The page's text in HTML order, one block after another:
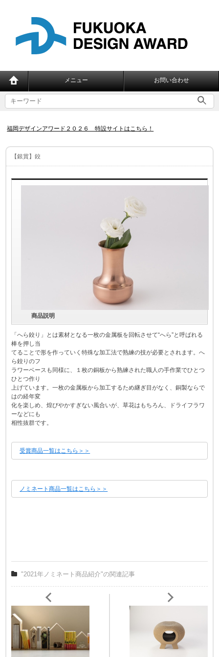
メニュー お問い合わせ
福岡デザインアワード２０２６ 特設サイトはこちら！
【銀賞】鉸
商品説明
「へら鉸り」とは素材となる一枚の金属板を回転させて“へら”と呼ばれる
棒を押し当
てることで形を作っていく特殊な加工法で熟練の技が必要とされます。へ
ら鉸りのフ
ラワーベースも同様に、１枚の銅板から熟練された職人の手作業でひとつ
ひとつ作り
上げています。一枚の金属板から加工するため継ぎ目がなく、銅製ならで
はの経年変
化を楽しめ、煌びやかすぎない風合いが、草花はもちろん、ドライフラワ
ーなどにも
相性抜群です。
受賞商品一覧はこちら＞＞
ノミネート商品一覧はこちら＞＞
"2021年ノミネート商品紹介"の関連記事